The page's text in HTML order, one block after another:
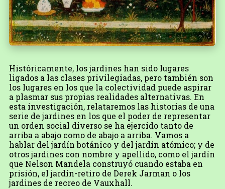
Históricamente, los jardines han sido lugares
ligados a las clases privilegiadas, pero también son
los lugares en los que la colectividad puede aspirar
a plasmar sus propias realidades alternativas. En
esta investigación, relataremos las historias de una
serie de jardines en los que el poder de representar
un orden social diverso se ha ejercido tanto de
arriba a abajo como de abajo a arriba. Vamos a
hablar del jardín botánico y del jardín atómico; y de
otros jardines con nombre y apellido, como el jardín
que Nelson Mandela construyó cuando estaba en
prisión, el jardín-retiro de Derek Jarman o los
jardines de recreo de Vauxhall.